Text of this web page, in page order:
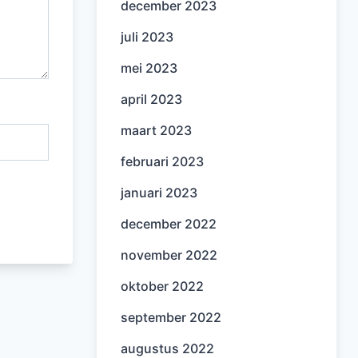
december 2023
juli 2023
mei 2023
april 2023
maart 2023
februari 2023
januari 2023
december 2022
november 2022
oktober 2022
september 2022
augustus 2022